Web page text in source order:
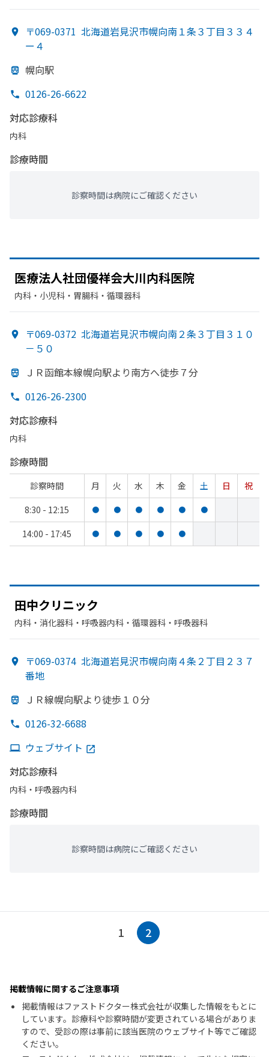
〒069-0371 北海道岩見沢市幌向南１条３丁目３３４
ー４
幌向駅
0126-26-6622
対応診療科
内科
診療時間
診察時間は病院にご確認ください
医療法人社団優祥会大川内科医院
内科・​小児科・​胃腸科・​循環器科
〒069-0372 北海道岩見沢市幌向南２条３丁目３１０
－５０
ＪＲ函館本線幌向駅より南方へ徒歩７分
0126-26-2300
対応診療科
内科
診療時間
診察時間 月 火 水 木 金 土 日
祝
8:30 - 12:15
● ● ● ● ● ●
14:00 - 17:45 ● ● ● ● ●
田中クリニック
内科・​消化器科・​呼吸器内科・​循環器科・​呼吸器科
〒069-0374 北海道岩見沢市幌向南４条２丁目２３７
番地
ＪＲ線幌向駅より徒歩１０分
0126-32-6688
ウェブサイト
対応診療科
内科・​呼吸器内科
診療時間
診察時間は病院にご確認ください
1 2
掲載情報に関するご注意事項
掲載情報はファストドクター株式会社が収集した情報をもとに
しています。診療科や診察時間が変更されている場合がありま
すので、受診の際は事前に該当医院のウェブサイト等でご確認
ください。